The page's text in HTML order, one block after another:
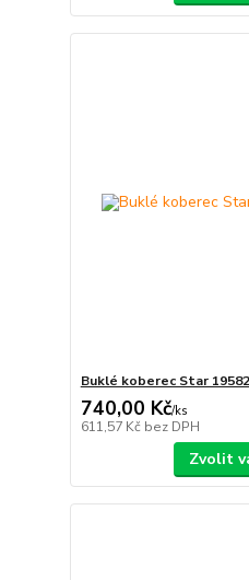
Buklé koberec Star
740,00 Kč/ks
611,57 Kč bez DPH
Zvolit